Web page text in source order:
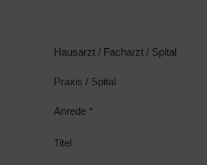
Hausarzt / Facharzt / Spital
Praxis / Spital
Anrede *
Titel